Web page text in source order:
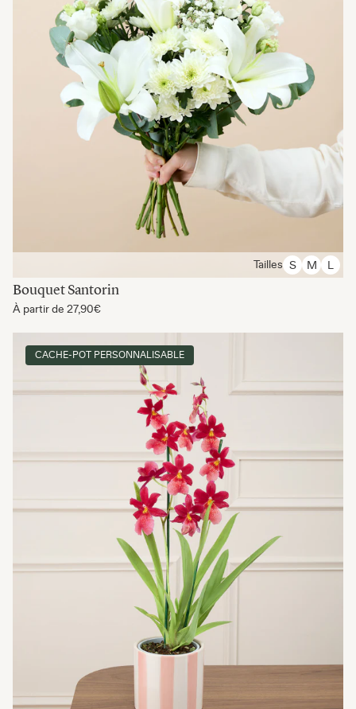
Tailles S M
Bouquet Santorin
À partir de 27,90€
CACHE-POT PERSONNALISABLE